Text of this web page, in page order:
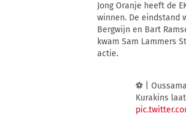
Jong Oranje heeft de
winnen. De eindstand
Bergwijn en Bart
kwam Sam Lammers
actie.
⚽ |
Kurakins